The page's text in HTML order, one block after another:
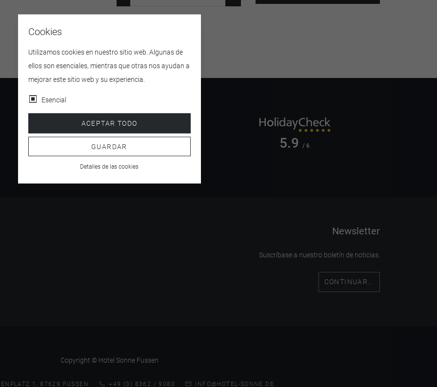
4.5/ 5 5.9 / 6
Newsletter
Suscríbase a nuestro boletín de noticias.
CONTINUAR...
Copyright © Hotel Sonne Fussen
1, 87629 FUSSEN +49 (0) 8362 / 9080 INFO@HOTEL-SONNE.DE
Cookies
Utilizamos cookies en nuestro sitio web. Algunas de
ellos son esenciales, mientras que otras nos ayudan a
mejorar este sitio web y su experiencia.
Esencial
ACEPTAR TODO
GUARDAR
Detalles de las cookies